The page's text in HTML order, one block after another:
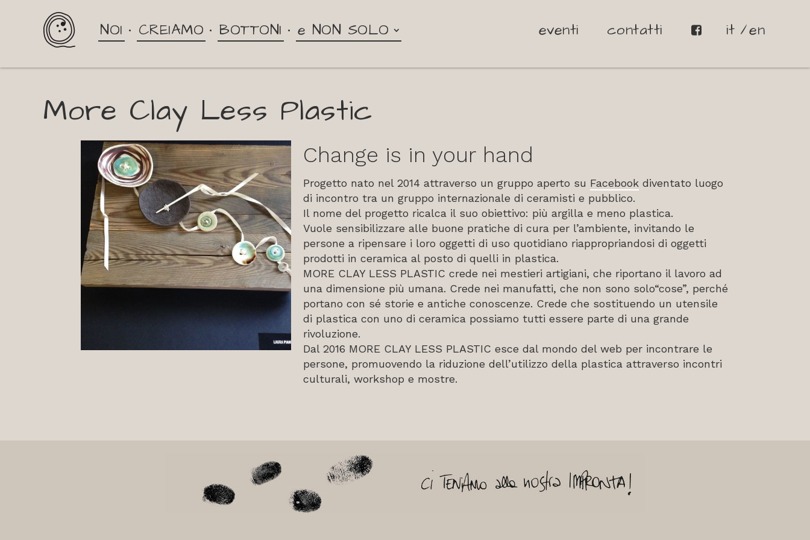
NOI CREIAMO BOTTONI e NON SOLO eventi contatti it en
More Clay Less Plastic
Change is in your hand
Progetto nato nel 2014 attraverso un gruppo aperto su Facebookdiventato luogo
di incontro tra un gruppo internazionale di ceramisti e pubblico.
Il nome del progetto ricalca il suo obiettivo: più argilla e meno plastica.
Vuole sensibilizzare alle buone pratiche di cura per l’ambiente, invitando le
persone a ripensare i loro oggetti di uso quotidiano riappropriandosi di oggetti
prodotti in ceramica al posto di quelli in plastica.
MORE CLAY LESS PLASTIC crede nei mestieri artigiani, che riportano il lavoro ad
una dimensione più umana. Crede nei manufatti, che non sono solo“cose”, perché
portano con sé storie e antiche conoscenze. Crede che sostituendo un utensile
di plastica con uno di ceramica possiamo tutti essere parte di una grande
rivoluzione.
Dal 2016 MORE CLAY LESS PLASTIC esce dal mondo del web per incontrare le
persone, promuovendo la riduzione dell’utilizzo della plastica attraverso incontri
culturali, workshop e mostre.